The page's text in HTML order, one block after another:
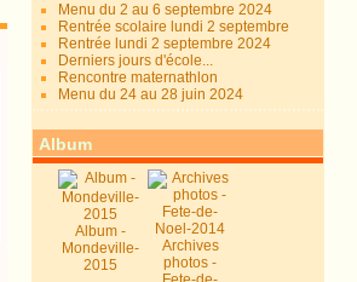
Menu du 2 au 6 septembre 2024
Rentrée scolaire lundi 2 septembre
Rentrée lundi 2 septembre 2024
Derniers jours d'école...
Rencontre maternathlon
Menu du 24 au 28 juin 2024
Album
Album -
Mondeville-
2015
Archives
photos -